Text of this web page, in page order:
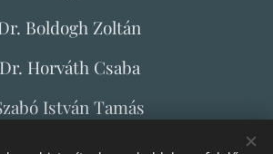
Boldogh Zoltán
Dr. Horváth Csaba
István Tamás
Szilágyi Sándor